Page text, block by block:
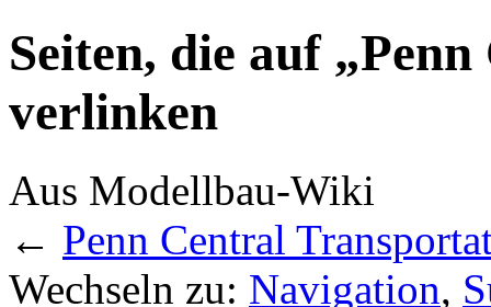
Seiten, die auf
verlinken
Aus Modellbau-Wiki
← Penn Central
Wechseln zu: Navigation,